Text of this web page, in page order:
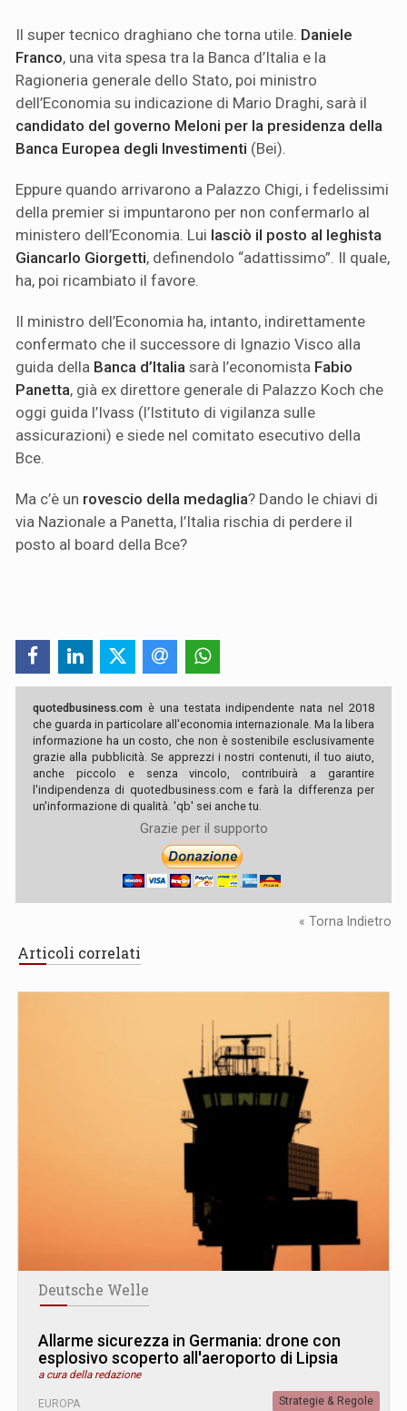
Il super tecnico draghiano che torna utile. Daniele
Franco, una vita spesa tra la Banca d’Italia e la
Ragioneria generale dello Stato, poi ministro
dell’Economia su indicazione di Mario Draghi, sarà il
candidato del governo Meloni per la presidenza della
Banca Europea degli Investimenti (Bei).
Eppure quando arrivarono a Palazzo Chigi, i fedelissimi
della premier si impuntarono per non confermarlo al
ministero dell’Economia. Lui lasciò il posto al leghista
Giancarlo Giorgetti, definendolo “adattissimo”. Il quale,
ha, poi ricambiato il favore.
Il ministro dell’Economia ha, intanto, indirettamente
confermato che il successore di Ignazio Visco alla
guida della Banca d’Italia sarà l’economista Fabio
Panetta, già ex direttore generale di Palazzo Koch che
oggi guida l’Ivass (l’Istituto di vigilanza sulle
assicurazioni) e siede nel comitato esecutivo della
Bce.
Ma c’è un rovescio della medaglia? Dando le chiavi di
via Nazionale a Panetta, l’Italia rischia di perdere il
posto al board della Bce?
quotedbusiness.com è una testata indipendente nata nel 2018
che guarda in particolare all'economia internazionale. Ma la libera
informazione ha un costo, che non è sostenibile esclusivamente
grazie alla pubblicità. Se apprezzi i nostri contenuti, il tuo aiuto,
anche piccolo e senza vincolo, contribuirà a garantire
l'indipendenza di quotedbusiness.com e farà la differenza per
un'informazione di qualità. 'qb' sei anche tu.
Grazie per il supporto
« Torna Indietro
Articoli correlati
Deutsche Welle
Allarme sicurezza in Germania: drone con
esplosivo scoperto all'aeroporto di Lipsia
a cura della redazione
EUROPA Strategie & Regole